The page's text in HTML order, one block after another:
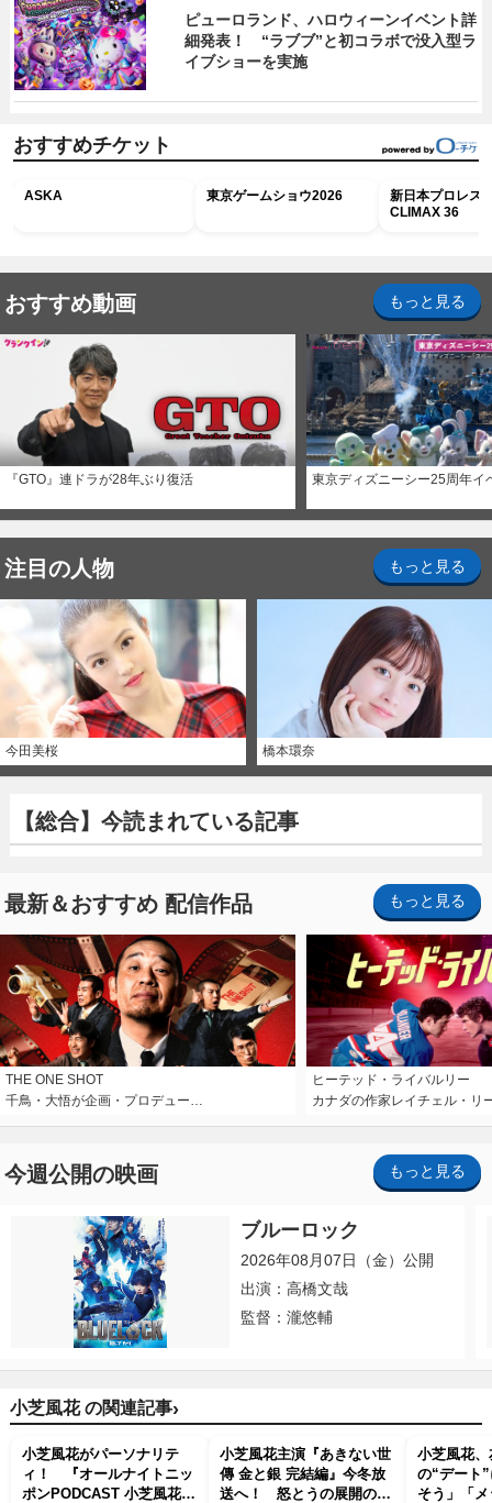
ピューロランド、ハロウィーンイベント詳
細発表！ “ラブブ”と初コラボで没入型ラ
イブショーを実施
おすすめチケット
ASKA 東京ゲームショウ2026
新日本プロレス
CLIMAX 36
おすすめ動画 もっと見る
『GTO』連ドラが28年ぶり復活 東京ディズニーシー25周年イ
注目の人物 もっと見る
今田美桜 橋本環奈
【総合】今読まれている記事
最新＆おすすめ 配信作品 もっと見る
THE ONE SHOT
千鳥・大悟が企画・プロデュー…
ヒーテッド・ライバルリー
カナダの作家レイチェル・リ
今週公開の映画 もっと見る
ブルーロック
2026年08月07日（金）公開
出演：高橋文哉
監督：瀧悠輔
小芝風花 の関連記事›
小芝風花がパーソナリテ
ィ！ 『オールナイトニッ
ポンPODCAST 小芝風花の
小芝風花主演『あきない世
傳 金と銀 完結編』今冬放
送へ！ 怒とうの展開の人
小芝風花
の“デート
そう」「